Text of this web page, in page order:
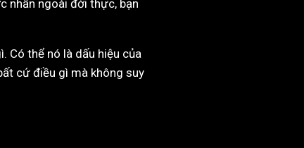
nhẫn ngoài đời thực, bạn
Có thể nó là dấu hiệu của
cứ điều gì mà không suy